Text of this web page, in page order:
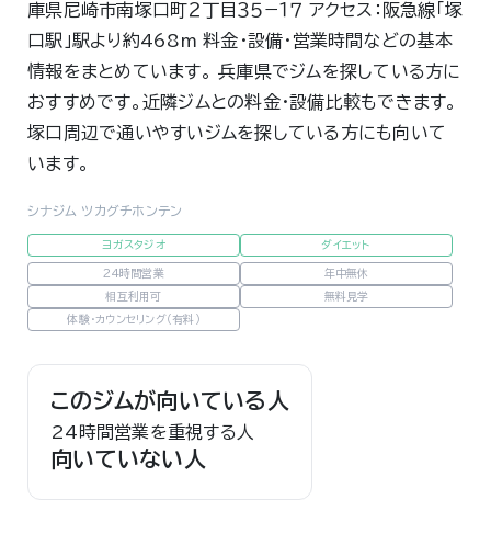
庫県尼崎市南塚口町２丁目３５−１７ アクセス：阪急線「塚
口駅」駅より約468m 料金・設備・営業時間などの基本
情報をまとめています。 兵庫県でジムを探している方に
おすすめです。近隣ジムとの料金・設備比較もできます。
塚口周辺で通いやすいジムを探している方にも向いて
います。
シナジム ツカグチホンテン
ヨガスタジオ ダイエット
24時間営業 年中無休
相互利用可 無料見学
体験・カウンセリング（有料）
このジムが向いている人
24時間営業を重視する人
向いていない人